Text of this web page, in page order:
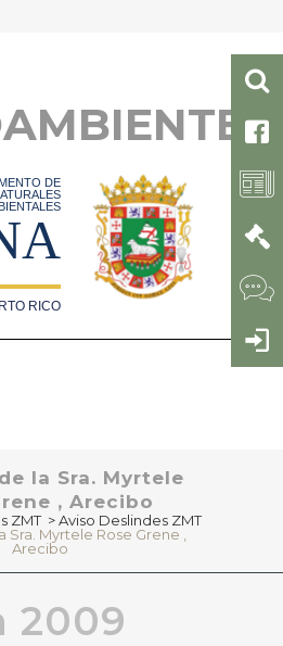
DE
RICO
la Sra. Myrtele
, Arecibo
ZMT >Aviso Deslindes ZMT
Sra. Myrtele Rose Grene ,
Arecibo
2009